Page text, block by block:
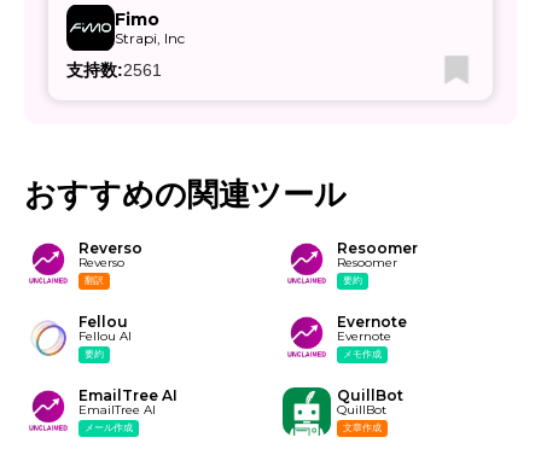
Fimo
Strapi, Inc
支持数:2561
おすすめの関連ツール
Reverso
Reverso
翻訳
Resoomer
Resoomer
要約
Fellou
Fellou AI
要約
Evernote
Evernote
メモ作成
EmailTree AI
EmailTree AI
メール作成
QuillBot
QuillBot
文章作成